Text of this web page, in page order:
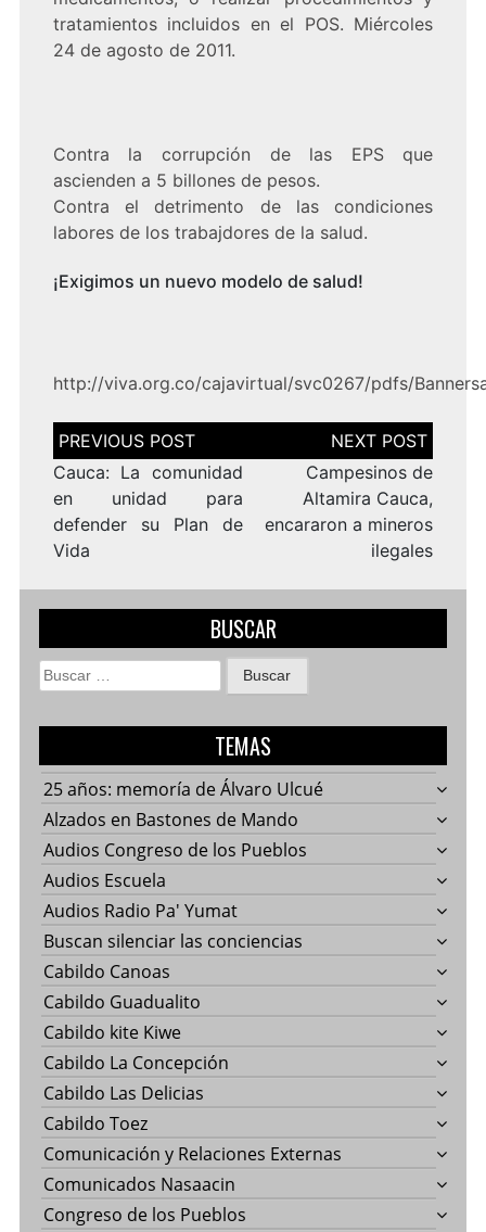
tratamientos incluidos en el POS. Miércoles
24 de agosto de 2011.
Contra la corrupción de las EPS que
ascienden a 5 billones de pesos.
Contra el detrimento de las condiciones
labores de los trabajdores de la salud.
¡Exigimos un nuevo modelo de salud!
http://viva.org.co/cajavirtual/svc0267/pdfs/
Navegación
de
entradas
Cauca: La comunidad
en unidad para
defender su Plan de
Vida
Campesinos de
Altamira Cauca,
encararon a mineros
ilegales
BUSCAR
Buscar:
TEMAS
25 años: memoría de Álvaro Ulcué
Alzados en Bastones de Mando
Audios Congreso de los Pueblos
Audios Escuela
Audios Radio Pa' Yumat
Buscan silenciar las conciencias
Cabildo Canoas
Cabildo Guadualito
Cabildo kite Kiwe
Cabildo La Concepción
Cabildo Las Delicias
Cabildo Toez
Comunicación y Relaciones Externas
Comunicados Nasaacin
Congreso de los Pueblos